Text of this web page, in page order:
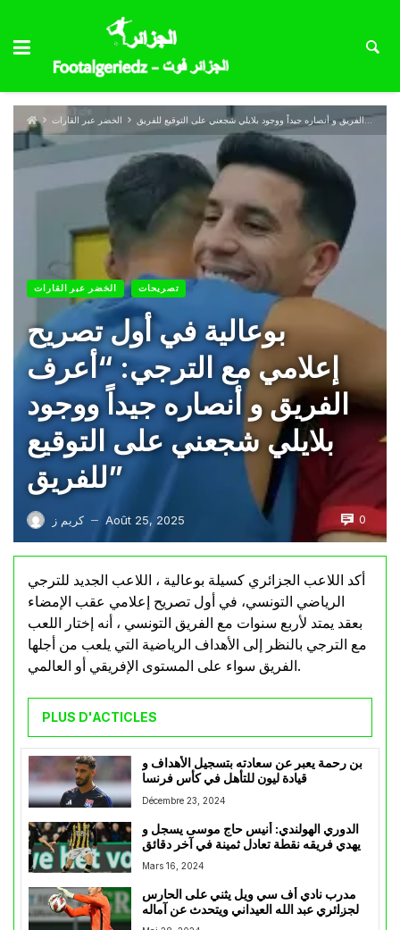
الخضر عبر القارات
الخضر عبر القارات تصريحات
بوعالية في أول تصريح
إعلامي مع الترجي: “أعرف
الفريق و أنصاره جيداً ووجود
بلايلي شجعني على التوقيع
للفريق”
كريم ز — Août 25, 2025 0
أكد اللاعب الجزائري كسيلة بوعالية ، اللاعب الجديد للترجي
الرياضي التونسي، في أول تصريح إعلامي عقب الإمضاء
بعقد يمتد لأربع سنوات مع الفريق التونسي ، أنه إختار اللعب
مع الترجي بالنظر إلى الأهداف الرياضية التي يلعب من أجلها
الفريق سواء على المستوى الإفريقي أو العالمي.
PLUS D'ACTICLES
بن رحمة يعبر عن سعادته بتسجيل الأهداف و
قيادة ليون للتأهل في كأس فرنسا
Décembre 23, 2024
الدوري الهولندي: أنيس حاج موسى يسجل و
يهدي فريقه نقطة تعادل ثمينة في آخر دقائق
المباراة
Mars 16, 2024
مدرب نادي أف سي ويل يثني على الحارس
الجزائري عبد الله العيداني ويتحدث عن آماله
للموسم المقبل